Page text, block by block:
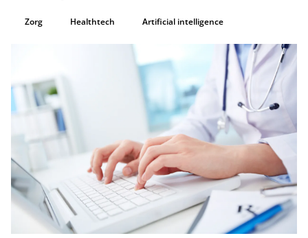
Zorg Healthtech Artificial intelligence